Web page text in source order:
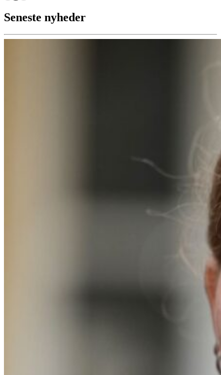
Seneste nyheder